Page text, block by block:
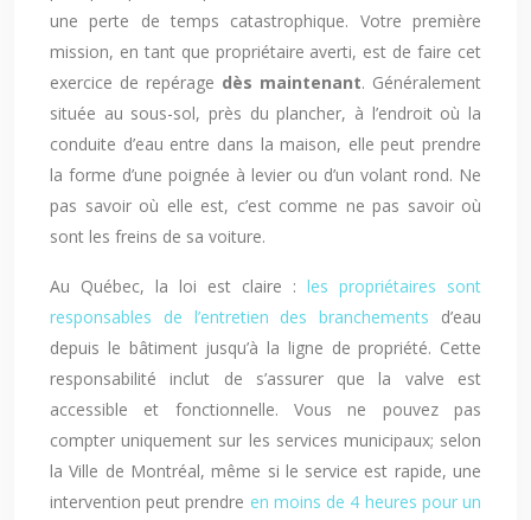
une perte de temps catastrophique. Votre première
mission, en tant que propriétaire averti, est de faire cet
exercice de repérage dès maintenant. Généralement
située au sous-sol, près du plancher, à l’endroit où la
conduite d’eau entre dans la maison, elle peut prendre
la forme d’une poignée à levier ou d’un volant rond. Ne
pas savoir où elle est, c’est comme ne pas savoir où
sont les freins de sa voiture.
Au Québec, la loi est claire : les propriétaires sont
responsables de l’entretien des branchements d’eau
depuis le bâtiment jusqu’à la ligne de propriété. Cette
responsabilité inclut de s’assurer que la valve est
accessible et fonctionnelle. Vous ne pouvez pas
compter uniquement sur les services municipaux; selon
la Ville de Montréal, même si le service est rapide, une
intervention peut prendre en moins de 4 heures pour un